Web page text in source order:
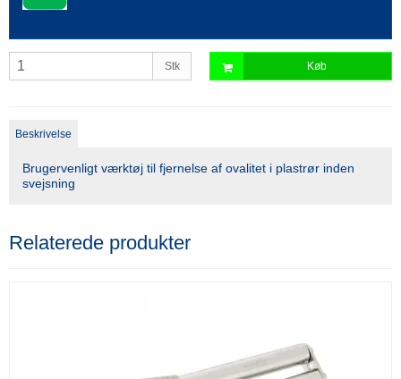
Stk Køb
Beskrivelse
Brugervenligt værktøj til fjernelse af ovalitet i plastrør inden
svejsning
Relaterede produkter